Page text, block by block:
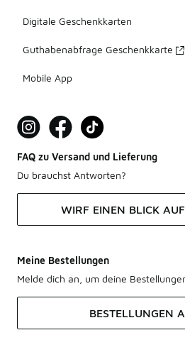
Digitale Geschenkkarten
Guthabenabfrage Geschenkkarte
Mobile App
FAQ zu Versand und Lieferung
Du brauchst Antworten?
WIRF EINEN BLICK
Meine Bestellungen
Melde dich an, um deine
BESTELLUNGEN